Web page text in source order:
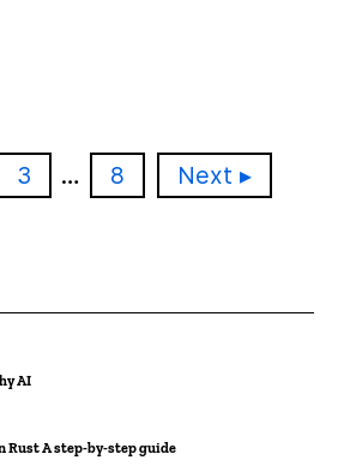
Page
3 … Page
8 Next
AI
Rust A step-by-step guide